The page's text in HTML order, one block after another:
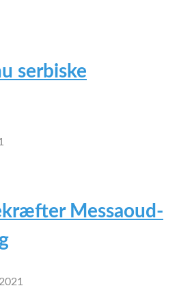
serbiske
Messaoud-